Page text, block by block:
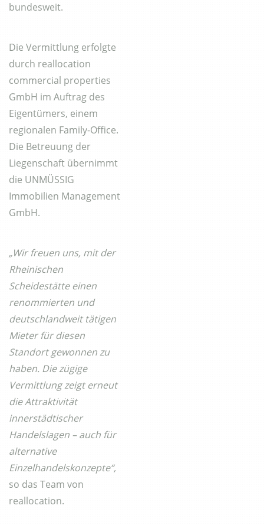
bundesweit.
Die Vermittlung erfolgte
durch reallocation
commercial properties
GmbH im Auftrag des
Eigentümers, einem
regionalen Family-Office.
Die Betreuung der
Liegenschaft übernimmt
die UNMÜSSIG
Immobilien Management
GmbH.
„Wir freuen uns, mit der
Rheinischen
Scheidestätte einen
renommierten und
deutschlandweit tätigen
Mieter für diesen
Standort gewonnen zu
haben. Die zügige
Vermittlung zeigt erneut
die Attraktivität
innerstädtischer
Handelslagen – auch für
alternative
Einzelhandelskonzepte“,
so das Team von
reallocation.